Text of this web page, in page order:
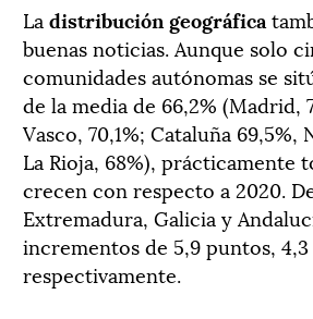
La distribución geográfica
buenas noticias. Aunque solo
comunidades autónomas se
de la media de 66,2% (Madrid,
Vasco, 70,1%; Cataluña 69,5%,
La Rioja, 68%), prácticamente
crecen con respecto a 2020.
Extremadura, Galicia y
incrementos de 5,9 puntos,
respectivamente.